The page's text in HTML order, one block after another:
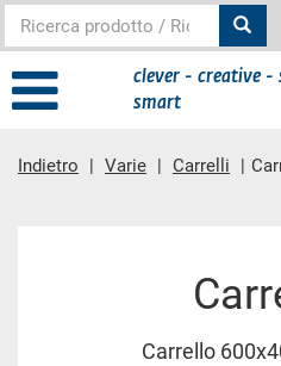
clever - creative -
smart
Indietro Varie Carrelli
Carrello